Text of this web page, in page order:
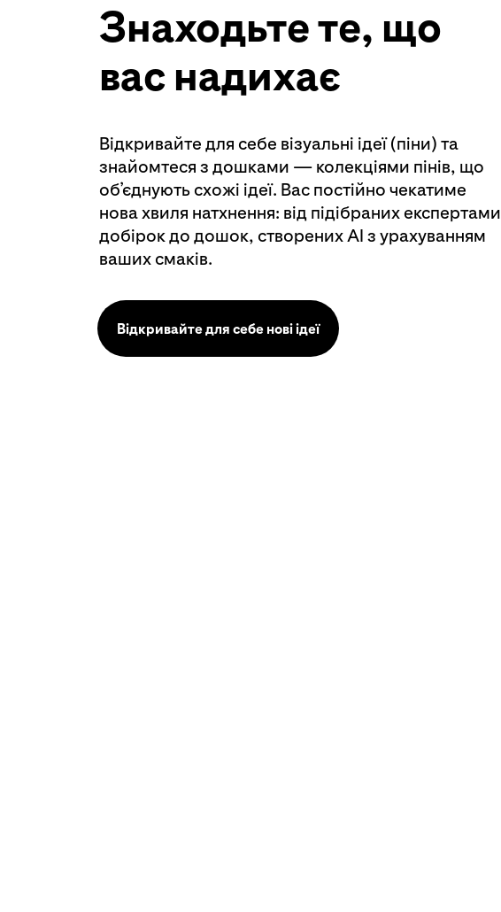
Знаходьте те, що
вас надихає
Відкривайте для себе візуальні ідеї (піни) та
знайомтеся з дошками — колекціями пінів, що
об’єднують схожі ідеї. Вас постійно чекатиме
нова хвиля натхнення: від підібраних експертами
добірок до дошок, створених AI з урахуванням
ваших смаків.
Відкривайте для себе нові ідеї